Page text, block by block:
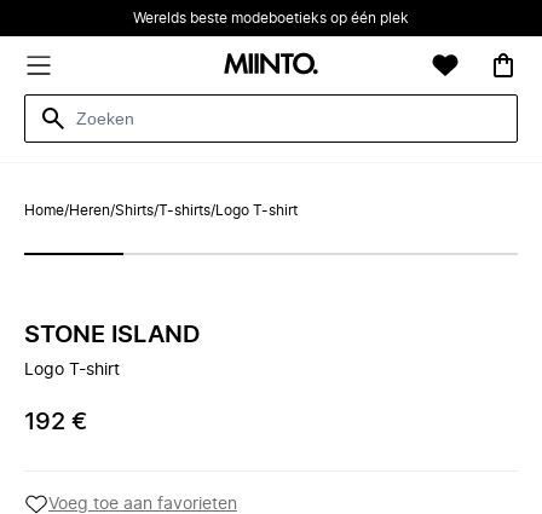
Werelds beste modeboetieks op één plek
Home/Heren/Shirts/T-shirts/ Logo T-shirt
STONE ISLAND
Logo T-shirt
192 €
Voeg toe aan favorieten